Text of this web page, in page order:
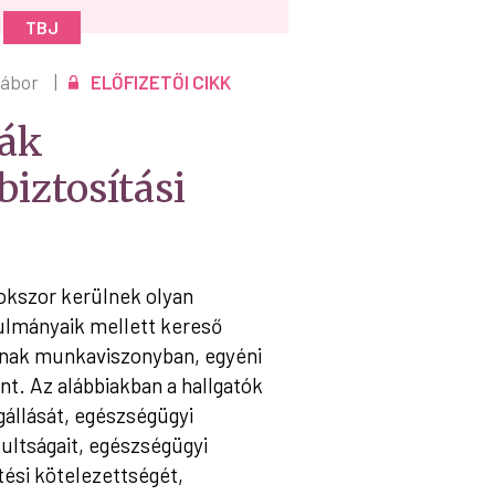
TBJ
ELŐFIZETŐI CIKK
kerülnek olyan
mellett kereső
munkaviszonyban, egyéni
Az alábbiakban a hallgatók
egészségügyi
egészségügyi
kötelezettségét,